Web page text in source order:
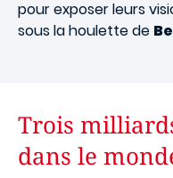
pour exposer leurs
sous la houlette de
Trois
dans le